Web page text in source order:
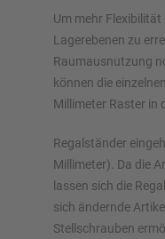
Um mehr Flexibilität
Lagerebenen zu
Raumausnutzung
können die
Millimeter Raster in
Regalständer
Millimeter). Da die
lassen sich die
sich ändernde
Stellschrauben